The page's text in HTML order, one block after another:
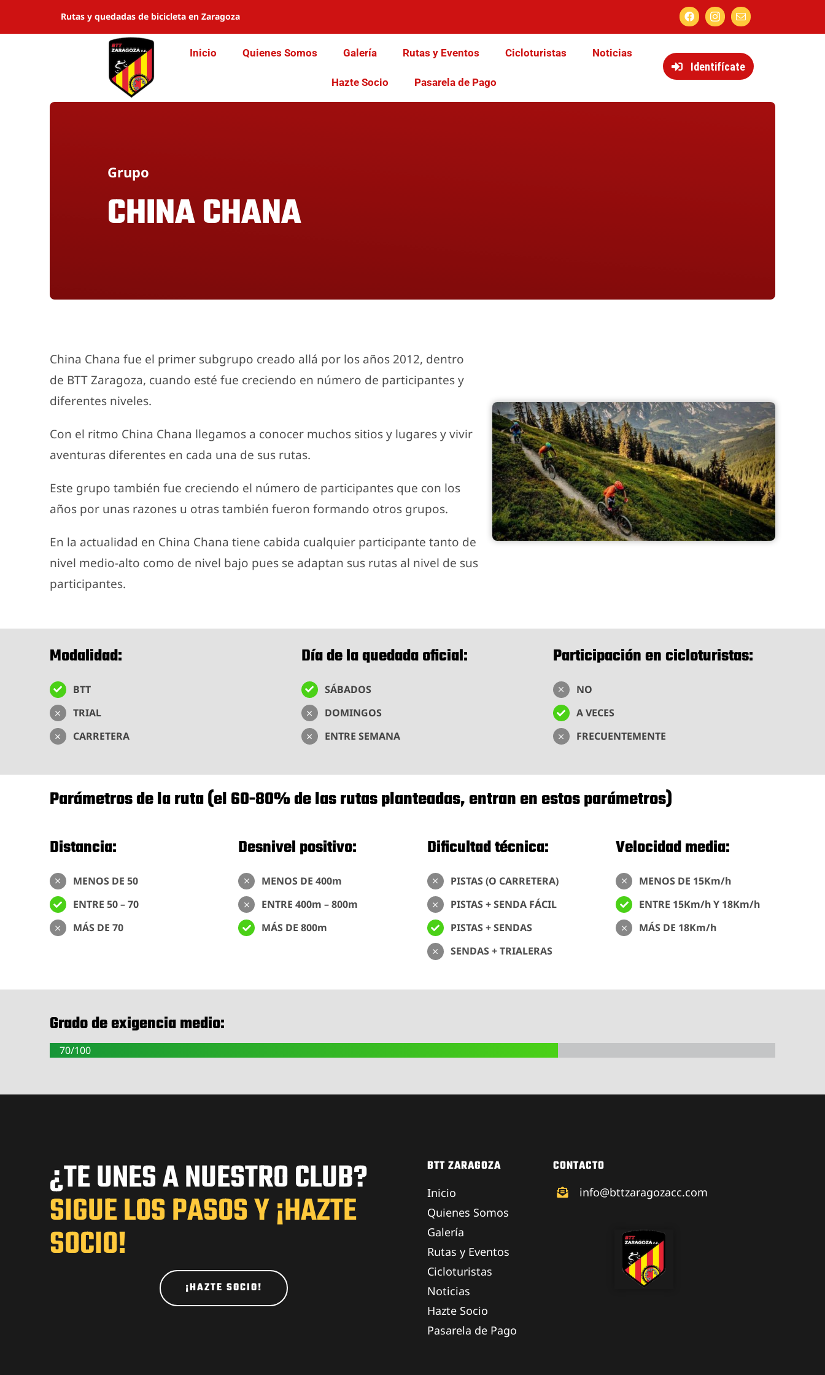
Rutas y quedadas de bicicleta en Zaragoza
Inicio Quienes Somos Galería Rutas y Eventos Cicloturistas Noticias
Hazte Socio Pasarela de Pago
Identifícate
Grupo
CHINA CHANA
China Chana fue el primer subgrupo creado allá por los años 2012, dentro
de BTT Zaragoza, cuando esté fue creciendo en número de participantes y
diferentes niveles.
Con el ritmo China Chana llegamos a conocer muchos sitios y lugares y vivir
aventuras diferentes en cada una de sus rutas.
Este grupo también fue creciendo el número de participantes que con los
años por unas razones u otras también fueron formando otros grupos.
En la actualidad en China Chana tiene cabida cualquier participante tanto de
nivel medio-alto como de nivel bajo pues se adaptan sus rutas al nivel de sus
participantes.
Modalidad:
BTT
TRIAL
CARRETERA
Día de la quedada oficial:
SÁBADOS
DOMINGOS
ENTRE SEMANA
Participación en cicloturistas:
NO
A VECES
FRECUENTEMENTE
Parámetros de la ruta (el 60-80% de las rutas planteadas, entran en estos parámetros)
Distancia:
MENOS DE 50
ENTRE 50 – 70
MÁS DE 70
Desnivel positivo:
MENOS DE 400m
ENTRE 400m – 800m
MÁS DE 800m
Dificultad técnica:
PISTAS (O CARRETERA)
PISTAS + SENDA FÁCIL
PISTAS + SENDAS
SENDAS + TRIALERAS
Velocidad media:
MENOS DE 15Km/h
ENTRE 15Km/h Y 18Km/h
MÁS DE 18Km/h
Grado de exigencia medio:
70/100
¿TE UNES A NUESTRO CLUB?
SIGUE LOS PASOS Y ¡HAZTE
SOCIO!
¡HAZTE SOCIO!
BTT ZARAGOZA
Inicio
Quienes Somos
Galería
Rutas y Eventos
Cicloturistas
Noticias
Hazte Socio
Pasarela de Pago
CONTACTO
info@bttzaragozacc.com